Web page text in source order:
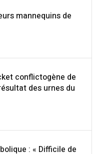
mannequins de
conflictogène de
des urnes du
: « Difficile de